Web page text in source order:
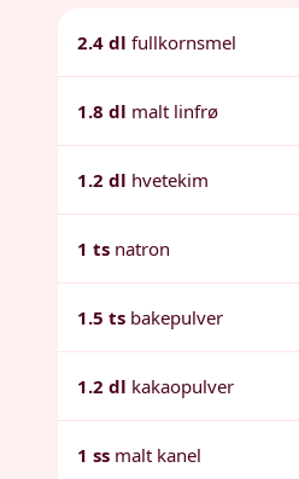
2.4 dl fullkornsmel
1.8 dl malt linfrø
1.2 dl hvetekim
1 ts natron
1.5 ts bakepulver
1.2 dl kakaopulver
1 ss malt kanel